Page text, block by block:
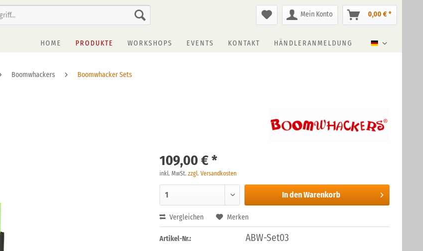
Mein Konto 0,00 € *
Deutsch
HOME PRODUKTE WORKSHOPS EVENTS KONTAKT HÄNDLERANMELDUNG
Boomwhackers Boomwhacker Sets
109,00 € *
inkl. MwSt.zzgl. Versandkosten
In denWarenkorb
Vergleichen Merken
Artikel-Nr.: ABW-Set03